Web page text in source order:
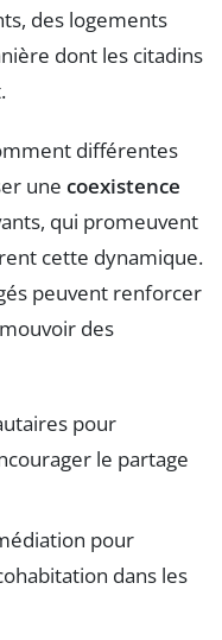
des logements
dont les citadins
différentes
une coexistence
qui promeuvent
cette dynamique.
peuvent renforcer
des
pour
le partage
pour
dans les